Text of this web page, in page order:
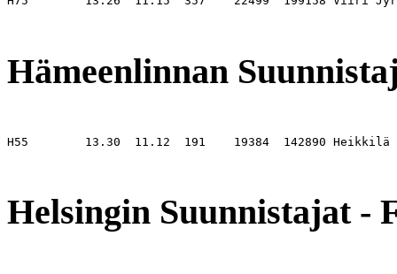
Hämeenlinnan
H55        13.30  11.12  191    19384  142890
Helsingin Suunnistajat -